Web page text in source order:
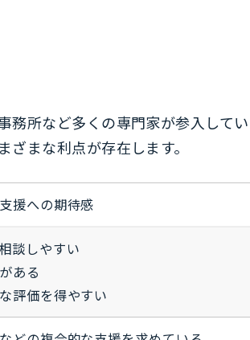
務所など多くの専門家が参入してい
まな利点が存在します。
援への期待感
談しやすい
ある
評価を得やすい